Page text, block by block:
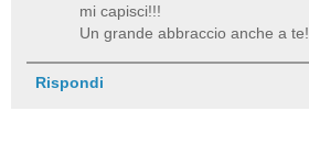
mi capisci!!!
Un grande abbraccio anche a te!
Rispondi